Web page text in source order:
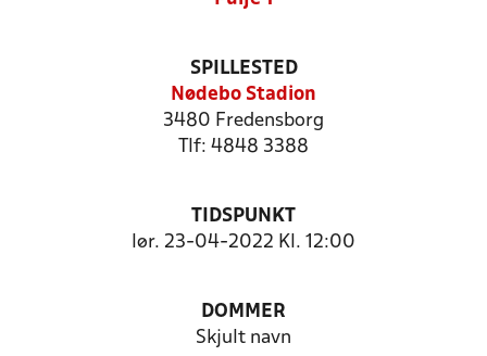
SPILLESTED
Nødebo Stadion
3480 Fredensborg
Tlf: 4848 3388
TIDSPUNKT
lør. 23-04-2022 Kl. 12:00
DOMMER
Skjult navn